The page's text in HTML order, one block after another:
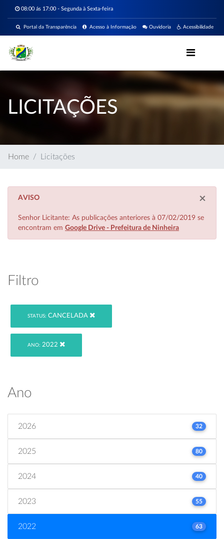
08:00 ás 17:00 - Segunda à Sexta-feira
Acessibilidade
Ouvidoria
Acesso à Informação
Portal da Transparência
LICITAÇÕES
Home Licitações
×
AVISO
Senhor Licitante: As publicações anteriores à 07/02/2019 se
encontram em Google Drive - Prefeitura de Ninheira
Filtro
STATUS: CANCELADA
ANO: 2022
Ano
2026 32
2025 80
2024 40
2023 55
2022 63